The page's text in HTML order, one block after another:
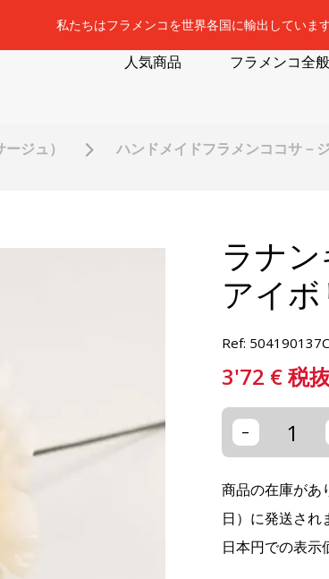
私たちはフラメンコを世界各国に輸出しています
人気商品 フラメンコ全般
ジュ） ハンドメイドフラメンココサ－
ラナ
アイボ
Ref:
3'72 €税
-
商品の在庫があ
日）に発送され
日本円での表示